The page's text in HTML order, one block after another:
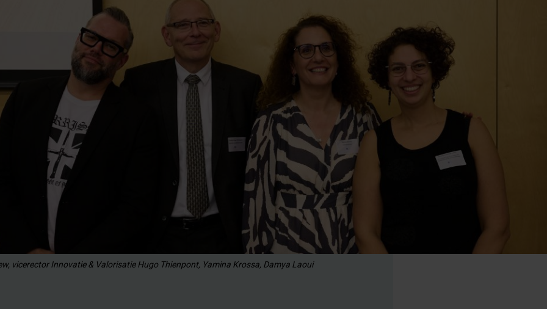
vicerector Innovatie & Valorisatie Hugo Thienpont, Yamina Krossa, Damya Laoui